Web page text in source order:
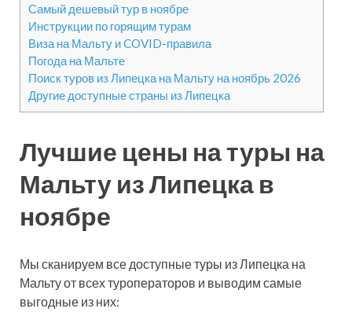
Самый дешевый тур в ноябре
Инструкции по горящим турам
Виза на Мальту и COVID-правила
Погода на Мальте
Поиск туров из Липецка на Мальту на ноябрь 2026
Другие доступные страны из Липецка
Лучшие цены на туры на
Мальту из Липецка в
ноябре
Мы сканируем все доступные туры из Липецка на
Мальту от всех туроператоров и выводим самые
выгодные из них: